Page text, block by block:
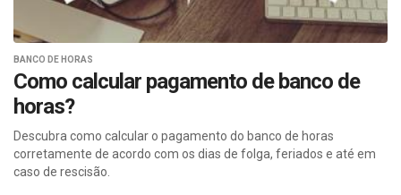
BANCO DE HORAS
Como calcular pagamento de banco de
horas?
Descubra como calcular o pagamento do banco de horas
corretamente de acordo com os dias de folga, feriados e até em
caso de rescisão.